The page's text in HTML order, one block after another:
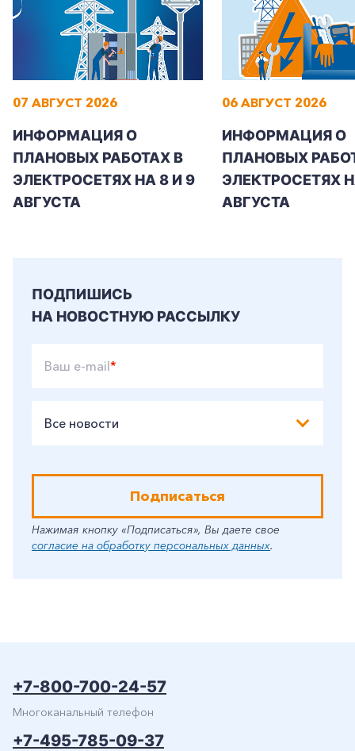
Заказать обратный звонок
07 АВГУСТ 2026
ИНФОРМАЦИЯ О
ПЛАНОВЫХ РАБОТАХ В
ЭЛЕКТРОСЕТЯХ НА 8 И 9
АВГУСТА
06 АВГУСТ 2026
ИНФОРМАЦИЯ О
ПЛАНОВЫХ
ЭЛЕКТРОСЕТЯХ
АВГУСТА
ПОДПИШИСЬ
НА НОВОСТНУЮ РАССЫЛКУ
Ваш e-mail*
Все новости
Подписаться
Нажимая кнопку «Подписаться», Вы даете свое
согласие на обработку персональных данных.
+7-800-700-24-57
Многоканальный телефон
+7-495-785-09-37